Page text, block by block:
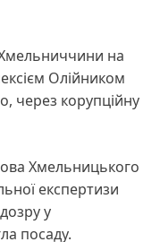
на
Олійником
через корупційну
Хмельницького
експертизи
у
посаду.